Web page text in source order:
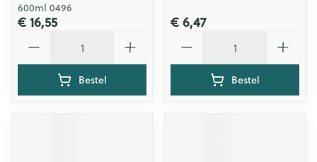
600ml 0496
€ 16,55
Bestel
€ 6,47
Bestel